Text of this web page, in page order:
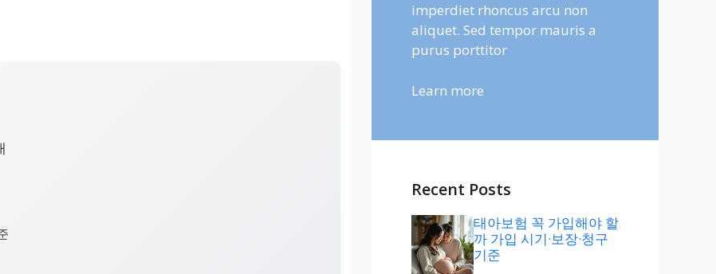
imperdiet rhoncus arcu non
aliquet. Sed tempor mauris a
purus porttitor
Learn more
Recent Posts
태아보험 꼭 가입해야 할
까 가입 시기·보장·청구
기준